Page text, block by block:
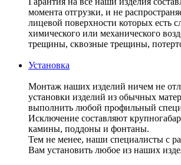
момента отгрузки, и не
лицевой поверхности которых есть
химического или механического
трещины, сквозные трещины,
Установка
Монтаж наших изделий ничем не
установки изделий из обычных
выполнить любой профильный
Исключение составляют
камины, поддоны и фонтаны.
Тем не менее, наши специалисты с
Вам установить любое из наших